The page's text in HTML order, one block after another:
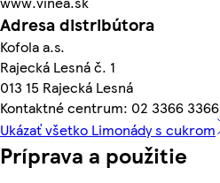
Adresa distribútora
Kofola a.s.
Rajecká Lesná č. 1
013 15 Rajecká Lesná
Kontaktné centrum: 02 3366 3366
Ukázať všetko Limonády s cukrom
Príprava a použitie